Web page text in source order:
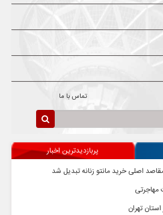
تماس با ما
پربازدیدترین اخبار
اصلی خرید مانتو زنانه تبدیل شد